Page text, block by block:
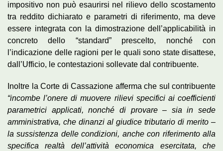
impositivo non può esaurirsi nel rilievo dello scostamento
tra reddito dichiarato e parametri di riferimento, ma deve
essere integrata con la dimostrazione dell’applicabilità in
concreto dello “standard” prescelto, nonché con
l’indicazione delle ragioni per le quali sono state disattese,
dall’Ufficio, le contestazioni sollevate dal contribuente.
Inoltre la Corte di Cassazione afferma che sul contribuente
“incombe l’onere di muovere rilievi specifici ai coefficienti
parametrici applicati, nonché di provare – sia in sede
amministrativa, che dinanzi al giudice tributario di merito –
la sussistenza delle condizioni, anche con riferimento alla
specifica realtà dell’attività economica esercitata, che